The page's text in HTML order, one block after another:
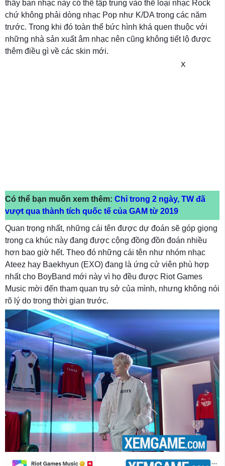
thấy ban nhạc này có thể tập trung vào thể loại nhạc Rock
chứ không phải dòng nhạc Pop như K/DA trong các năm
trước. Trong khi đó toàn thể bức hình khá quen thuộc với
những nhà sản xuất âm nhạc nên cũng không tiết lộ được
thêm điều gì về các skin mới.
X
Có thể bạn muốn xem thêm: Chỉ trong 2 ngày, TW đã
vượt qua thành tích quốc tế của GAM từ 2019
Quan trọng nhất, những cái tên được dự đoán sẽ góp giọng
trong ca khúc này đang được cộng đồng đồn đoán nhiều
hơn bao giờ hết. Theo đó những cái tên như nhóm nhạc
Ateez hay Baekhyun (EXO) đang là ứng cử viên phù hợp
nhất cho BoyBand mới này vì họ đều được Riot Games
Music mời đến tham quan trụ sở của mình, nhưng không nói
rõ lý do trong thời gian trước.